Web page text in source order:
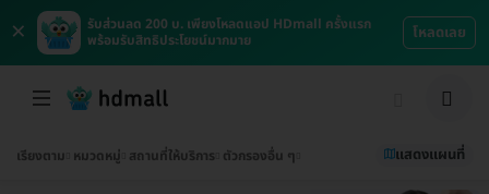
×
รับส่วนลด 200 บ. เพียงโหลดแอป HDmall ครั้งแรก
พร้อมรับสิทธิประโยชน์มากมาย
โหลดเลย
เรียงตาม หมวดหมู่ สถานที่ให้บริการ ตัวกรองอื่น ๆ แสดงแผนที่